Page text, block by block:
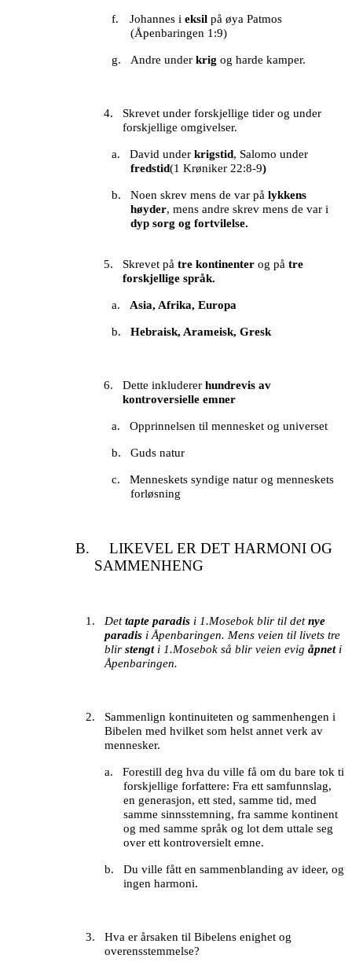
f. Johannes ieksil på øya Patmos
(Åpenbaringen 1:9)
g. Andre underkrig og harde kamper.
4.
Skrevet under forskjellige tider og under
forskjellige omgivelser.
a. David underkrigstid, Salomo under
fredstid(1 Krøniker 22:8-9)
b. Noen skrev mens de var pålykkens
høyder, mens andre skrev mens de var i
dyp sorg og fortvilelse.
5. Skrevet på tre kontinenter og på tre
forskjellige språk.
a. Asia, Afrika, Europa
b. Hebraisk, Arameisk, Gresk
6. Dette inkluderer hundrevis av
kontroversielle emner
a. Opprinnelsen til mennesket og universet
b. Guds natur
c.
Menneskets syndige natur og menneskets
forløsning
B. LIKEVEL ER DET HARMONI OG
SAMMENHENG
1. Dettapte paradis i 1.Mosebok blir til detnye
paradis i Åpenbaringen. Mens veien til livets tre
blirstengti 1.Mosebok så blir veien evigåpneti
Åpenbaringen.
2.
Sammenlign kontinuiteten og sammenhengen i
Bibelen med hvilket som helst annet verk av
mennesker.
a.
Forestill deg hva du ville få om du bare tok ti
forskjellige forfattere: Fra ett samfunnslag,
en generasjon, ett sted, samme tid, med
samme sinnsstemning, fra samme kontinent
og med samme språk og lot dem uttale seg
over ett kontroversielt emne.
b.
Du ville fått en sammenblanding av ideer, og
ingen harmoni.
3.
Hva er årsaken til Bibelens enighet og
overensstemmelse?